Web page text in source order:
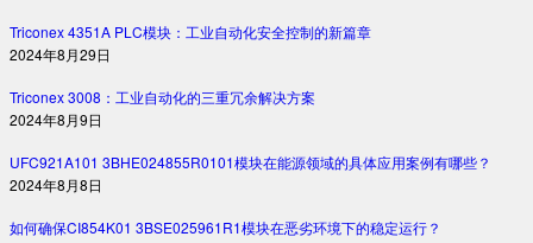
Triconex 4351A PLC模块：工业自动化安全控制的新篇章
2024年8月29日
Triconex 3008：工业自动化的三重冗余解决方案
2024年8月9日
UFC921A101 3BHE024855R0101模块在能源领域的具体应用案例有哪些？
2024年8月8日
如何确保CI854K01 3BSE025961R1模块在恶劣环境下的稳定运行？